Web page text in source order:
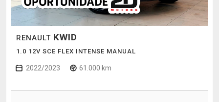
RENAULT KWID
1.0 12V SCE FLEX INTENSE MANUAL
2022/2023 61.000 km